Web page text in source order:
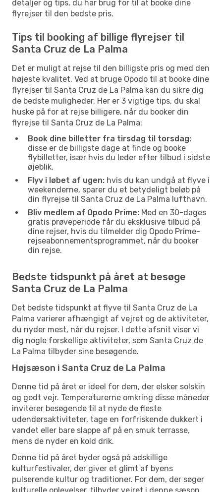
detaljer og tips, du har brug for til at booke dine
flyrejser til den bedste pris.
Tips til booking af billige flyrejser til
Santa Cruz de La Palma
Det er muligt at rejse til den billigste pris og med den
højeste kvalitet. Ved at bruge Opodo til at booke dine
flyrejser til Santa Cruz de La Palma kan du sikre dig
de bedste muligheder. Her er 3 vigtige tips, du skal
huske på for at rejse billigere, når du booker din
flyrejse til Santa Cruz de La Palma:
Book dine billetter fra tirsdag til torsdag:
disse er de billigste dage at finde og booke
flybilletter, især hvis du leder efter tilbud i sidste
øjeblik.
Flyv i løbet af ugen: hvis du kan undgå at flyve i
weekenderne, sparer du et betydeligt beløb på
din flyrejse til Santa Cruz de La Palma lufthavn.
Bliv medlem af Opodo Prime: Med en 30-dages
gratis prøveperiode får du eksklusive tilbud på
dine rejser, hvis du tilmelder dig Opodo Prime-
rejseabonnementsprogrammet, når du booker
din rejse.
Bedste tidspunkt på året at besøge
Santa Cruz de La Palma
Det bedste tidspunkt at flyve til Santa Cruz de La
Palma varierer afhængigt af vejret og de aktiviteter,
du nyder mest, når du rejser. I dette afsnit viser vi
dig nogle forskellige aktiviteter, som Santa Cruz de
La Palma tilbyder sine besøgende.
Højsæson i Santa Cruz de La Palma
Denne tid på året er ideel for dem, der elsker solskin
og godt vejr. Temperaturerne omkring disse måneder
inviterer besøgende til at nyde de fleste
udendørsaktiviteter, tage en forfriskende dukkert i
vandet eller bare slappe af på en smuk terrasse,
mens de nyder en kold drik.
Denne tid på året byder også på adskillige
kulturfestivaler, der giver et glimt af byens
pulserende kultur og traditioner. For dem, der søger